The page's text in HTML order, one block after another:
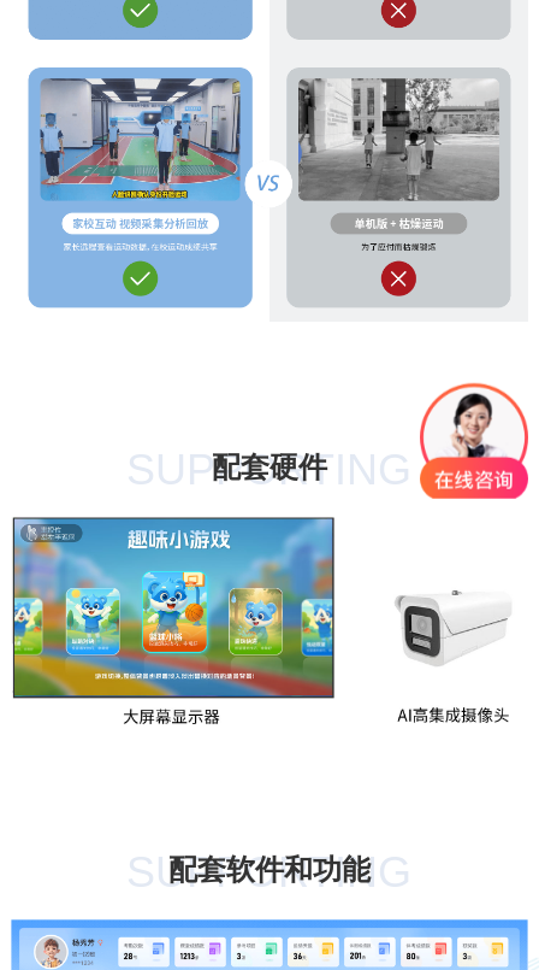
配套硬件
SUPPORTING
HARDWARE
配套软件和功能
SUPPORTING
SOFTWARE